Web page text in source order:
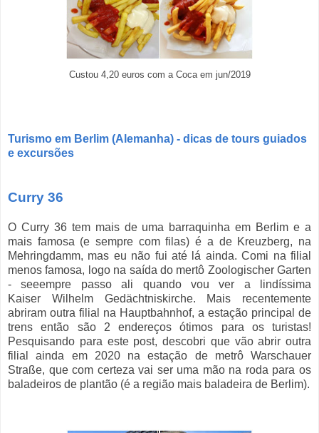
Custou 4,20 euros com a Coca em jun/2019
Turismo em Berlim (Alemanha) - dicas de tours guiados
e excursões
Curry 36
O Curry 36 tem mais de uma barraquinha em Berlim e a
mais famosa (e sempre com filas) é a de Kreuzberg, na
Mehringdamm, mas eu não fui até lá ainda. Comi na filial
menos famosa, logo na saída do mertô Zoologischer Garten
- seeempre passo ali quando vou ver a lindíssima
Kaiser Wilhelm Gedächtniskirche. Mais recentemente
abriram outra filial na Hauptbahnhof, a estação principal de
trens então são 2 endereços ótimos para os turistas!
Pesquisando para este post, descobri que vão abrir outra
filial ainda em 2020 na estação de metrô Warschauer
Straße, que com certeza vai ser uma mão na roda para os
baladeiros de plantão (é a região mais baladeira de Berlim).